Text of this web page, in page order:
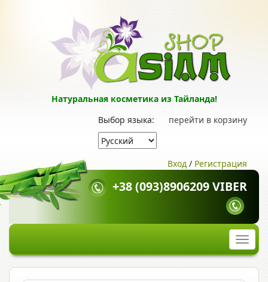
Натуральная косметика из Тайланда!
перейти в корзину
Выбор языка:
Вход / Регистрация
+38 (093)8906209 VIBER